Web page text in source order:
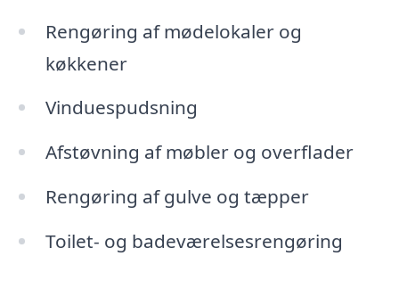
Rengøring af mødelokaler og
køkkener
Vinduespudsning
Afstøvning af møbler og overflader
Rengøring af gulve og tæpper
Toilet- og badeværelsesrengøring